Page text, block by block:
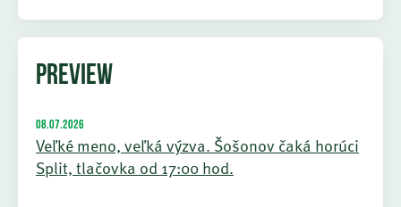
PREVIEW
08.07.2026
Veľké meno, veľká výzva. Šošonov čaká horúci
Split, tlačovka od 17:00 hod.